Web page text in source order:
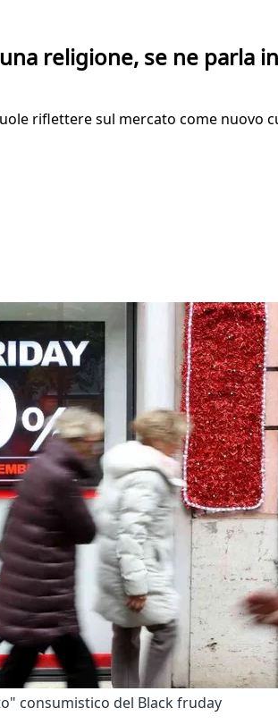
religione, se ne parla
riflettere sul mercato come
consumistico del Black fruday